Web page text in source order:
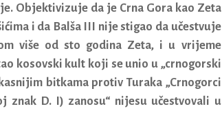
Objektivizuje da je Crna Gora kao Zeta
i da Balša III nije stigao da učestvuje
više od sto godina Zeta, i u vrijeme
kosovski kult koji se unio u „crnogorski
bitkama protiv Turaka „Crnogorci
znak D. I) zanosu“ nijesu učestvovali u